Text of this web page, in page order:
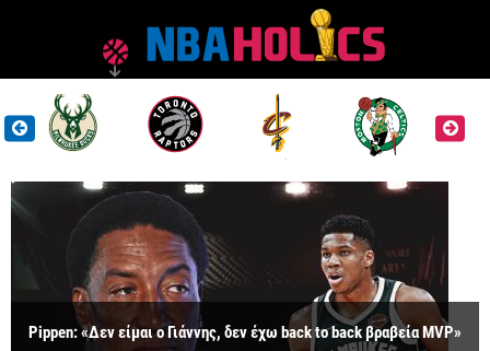
Pippen: «Δεν είμαι ο Γιάννης, δεν έχω back to back βραβεία MVP»